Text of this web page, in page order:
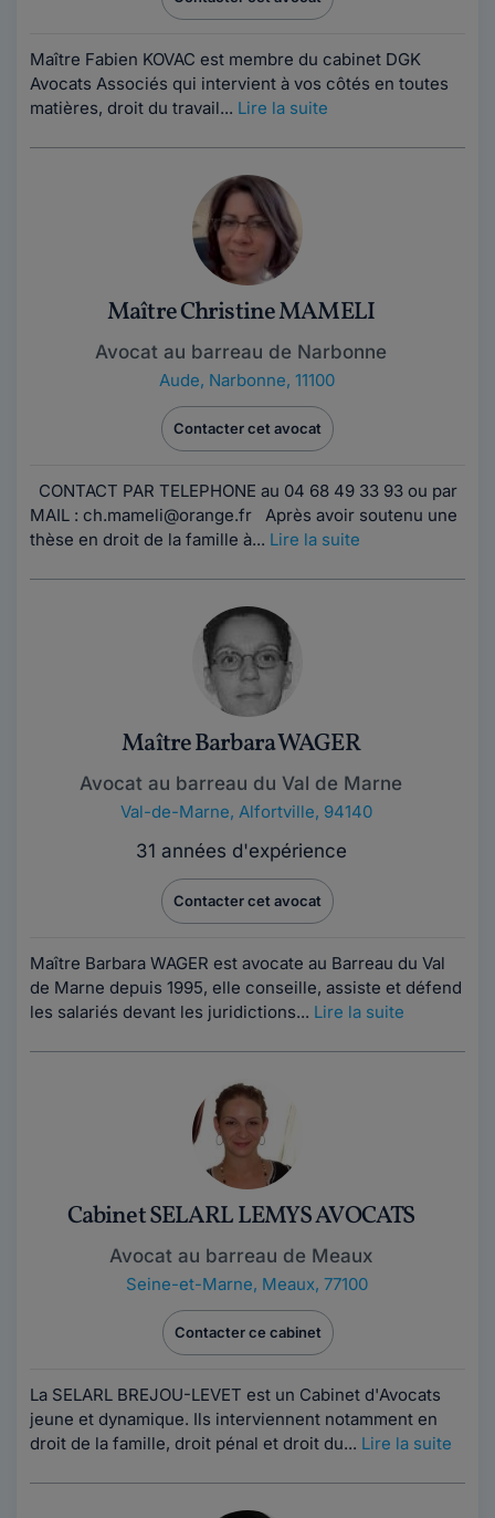
Maître Fabien KOVAC est membre du cabinet DGK
Avocats Associés qui intervient à vos côtés en toutes
matières, droit du travail... Lire la suite
Maître Christine MAMELI
Avocat au barreau de Narbonne
Aude, Narbonne, 11100
Contacter cet avocat
CONTACT PAR TELEPHONE au 04 68 49 33 93 ou par
MAIL : ch.mameli@orange.fr Après avoir soutenu une
thèse en droit de la famille à... Lire la suite
Maître Barbara WAGER
Avocat au barreau du Val de Marne
Val-de-Marne, Alfortville, 94140
31 années d'expérience
Contacter cet avocat
Maître Barbara WAGER est avocate au Barreau du Val
de Marne depuis 1995, elle conseille, assiste et défend
les salariés devant les juridictions... Lire la suite
Cabinet SELARL LEMYS AVOCATS
Avocat au barreau de Meaux
Seine-et-Marne, Meaux, 77100
Contacter ce cabinet
La SELARL BREJOU-LEVET est un Cabinet d'Avocats
jeune et dynamique. Ils interviennent notamment en
droit de la famille, droit pénal et droit du... Lire la suite